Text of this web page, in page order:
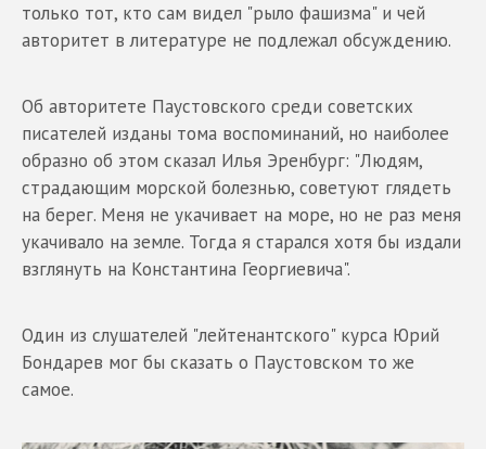
только тот, кто сам видел "рыло фашизма" и чей
авторитет в литературе не подлежал обсуждению.
Об авторитете Паустовского среди советских
писателей изданы тома воспоминаний, но наиболее
образно об этом сказал Илья Эренбург: "Людям,
страдающим морской болезнью, советуют глядеть
на берег. Меня не укачивает на море, но не раз меня
укачивало на земле. Тогда я старался хотя бы издали
взглянуть на Константина Георгиевича".
Один из слушателей "лейтенантского" курса Юрий
Бондарев мог бы сказать о Паустовском то же
самое.